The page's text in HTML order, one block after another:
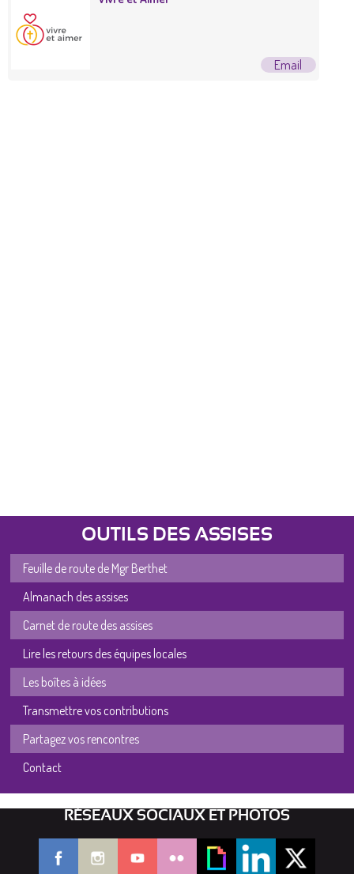
OUTILS DES ASSISES
Feuille de route de Mgr Berthet
Almanach des assises
Carnet de route des assises
Lire les retours des équipes locales
Les boîtes à idées
Transmettre vos contributions
Partagez vos rencontres
Contact
RÉSEAUX SOCIAUX ET PHOTOS